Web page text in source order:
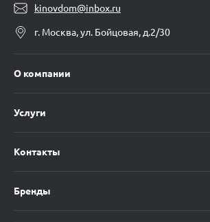
kinovdom@inbox.ru
г. Москва, ул. Бойцовая, д.2/30
О компании
Услуги
Контакты
Бренды